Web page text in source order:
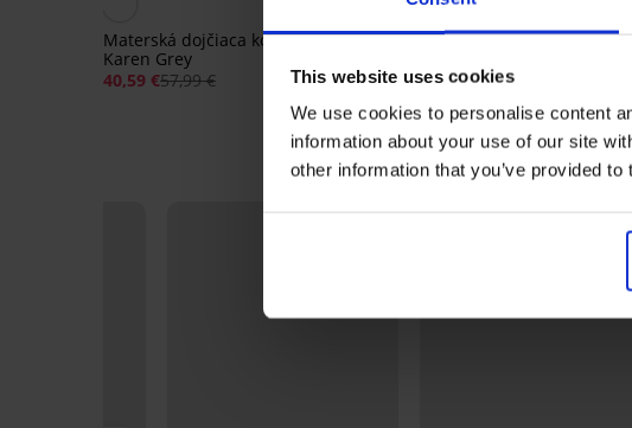
This website uses cookies
We use cookies to personalise content
information about your use of our site
other information that you’ve provided
Materská dojčiaca košieľka
Karen Grey
40,59 €57,99 €
Dojčiaca bavlnená nočná
57,99 €